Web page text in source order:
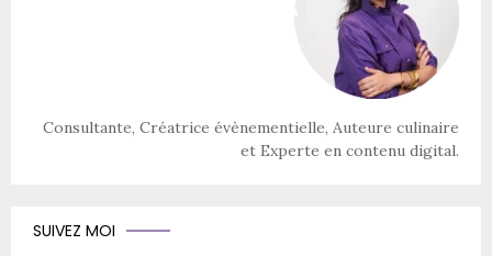
Consultante, Créatrice évènementielle, Auteure culinaire
et Experte en contenu digital.
SUIVEZ MOI